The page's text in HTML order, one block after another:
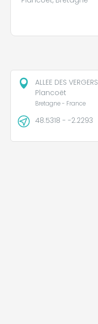
ALLEE DES VERGERS
Plancoët
Bretagne - France
48.5318 - -2.2293